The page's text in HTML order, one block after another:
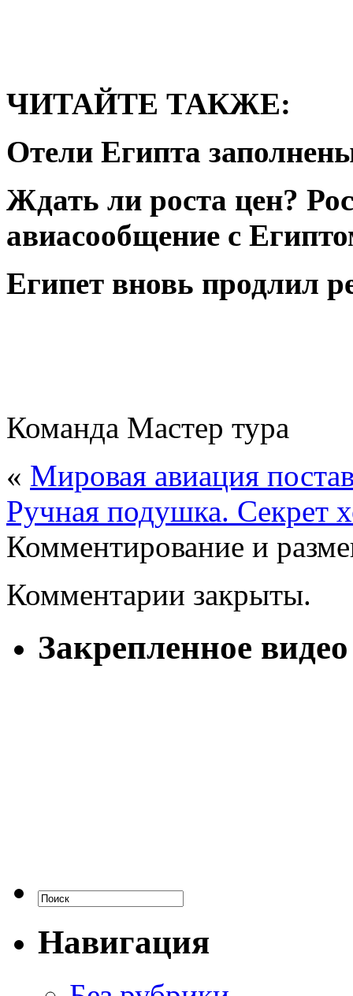
ЧИТАЙТЕ ТАКЖЕ:
Отели Египта
Ждать ли роста цен?
авиасообщение с
Египет вновь продлил
Команда Мастер тура
« Мировая авиация
Ручная подушка. Секрет
Комментирование и
Комментарии закрыты.
Закрепленное видео
Навигация